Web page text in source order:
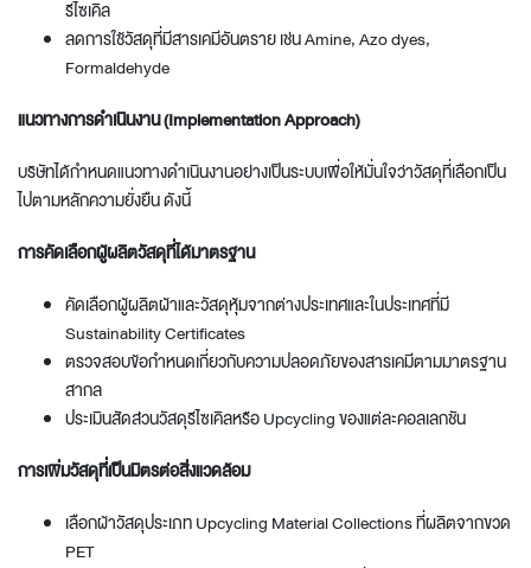
รีไซเคิล
ลดการใช้วัสดุที่มีสารเคมีอันตราย เช่น Amine, Azo dyes,
Formaldehyde
แนวทางการดำเนินงาน (Implementation Approach)
บริษัทได้กำหนดแนวทางดำเนินงานอย่างเป็นระบบเพื่อให้มั่นใจว่าวัสดุที่เลือกเป็น
ไปตามหลักความยั่งยืน ดังนี้
การคัดเลือกผู้ผลิตวัสดุที่ได้มาตรฐาน
คัดเลือกผู้ผลิตผ้าและวัสดุหุ้มจากต่างประเทศและในประเทศที่มี
Sustainability Certificates
ตรวจสอบข้อกำหนดเกี่ยวกับความปลอดภัยของสารเคมีตามมาตรฐาน
สากล
ประเมินสัดส่วนวัสดุรีไซเคิลหรือ Upcycling ของแต่ละคอลเลกชัน
การเพิ่มวัสดุที่เป็นมิตรต่อสิ่งแวดล้อม
เลือกผ้าวัสดุประเภท Upcycling Material Collections ที่ผลิตจากขวด
PET